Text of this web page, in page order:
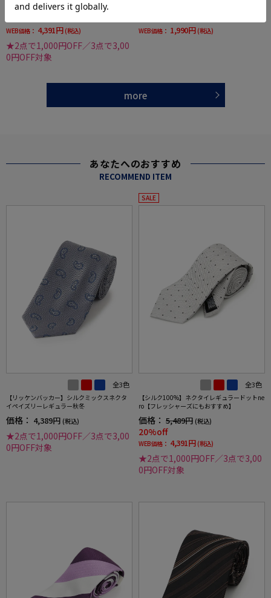
価格： 5,489円 (税込)
WEB価格： 4,391円 (税込)
★2点で1,000円OFF／3点で3,00
0円OFF対象
WEB価格： 1,990円 (税込)
more
あなたへのおすすめ
RECOMMEND ITEM
全3色
【リッケンバッカー】シルクミックスネクタ
イペイズリーレギュラー秋冬
価格： 4,389円 (税込)
★2点で1,000円OFF／3点で3,00
0円OFF対象
SALE
全3色
【シルク100%】ネクタイレギュラードットne
ro【フレッシャーズにもおすすめ】
価格： 5,489円 (税込)
20%off
WEB価格： 4,391円 (税込)
★2点で1,000円OFF／3点で3,00
0円OFF対象